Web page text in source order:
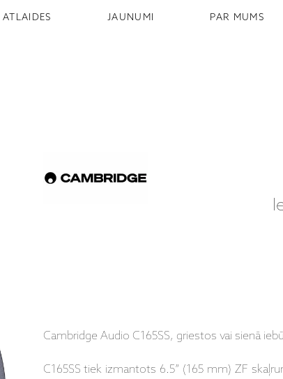
ATLAIDES JAUNUMI PAR MUMS
Cambridge Audio C165SS, griestos vai sienā
C165SS tiek izmantots 6.5” (165 mm) ZF